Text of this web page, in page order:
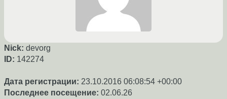
Nick: devorg
ID: 142274
Дата регистрации: 23.10.2016 06:08:54 +00:00
Последнее посещение: 02.06.26